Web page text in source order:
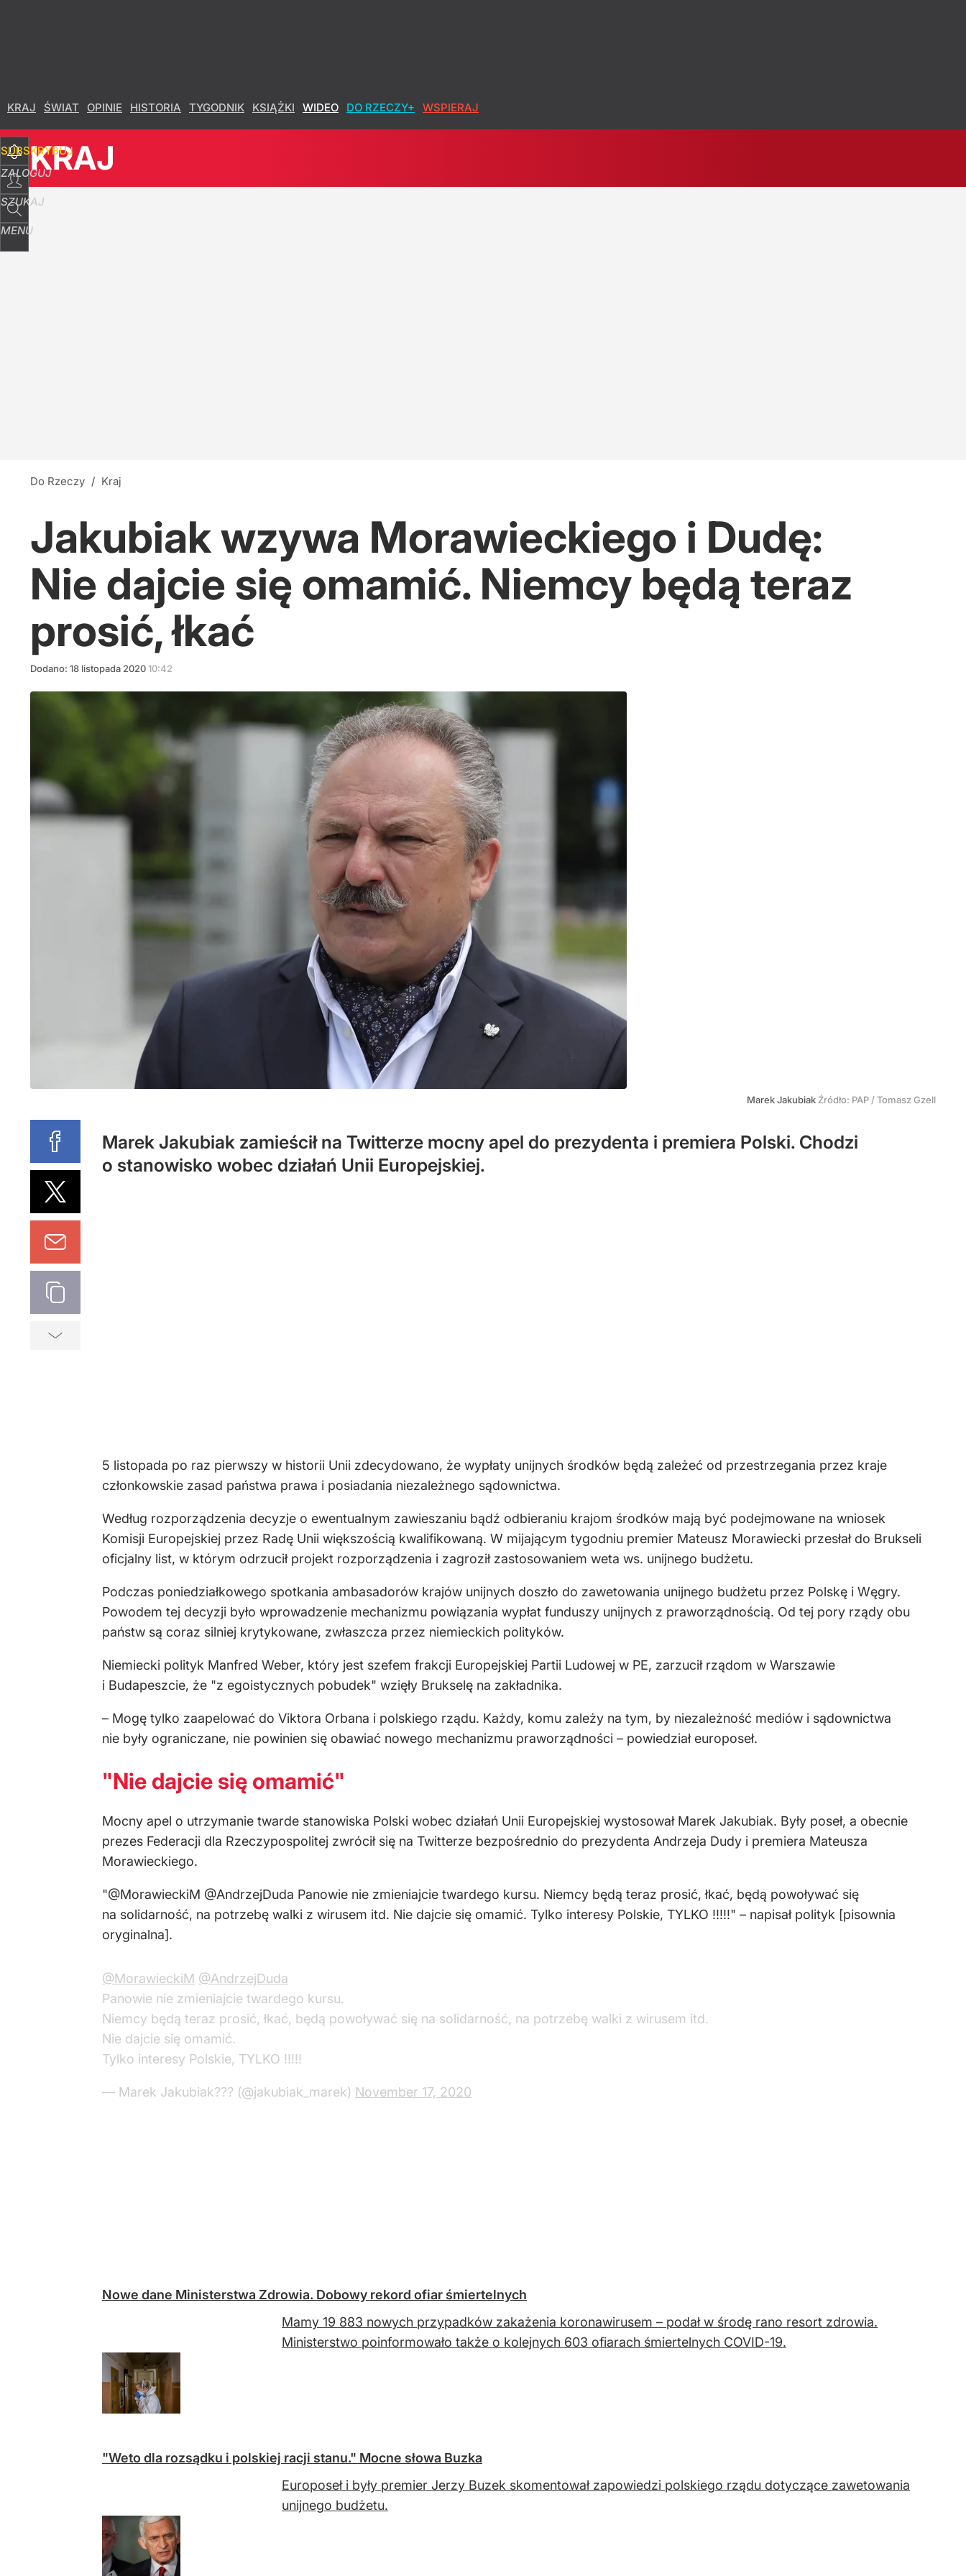
KRAJ ŚWIAT OPINIE HISTORIA TYGODNIK KSIĄŻKI WIDEO DO RZECZY+ WSPIERAJ
SUBSKRYBUJ
ZALOGUJ
SZUKAJ
MENU
KRAJ
Do Rzeczy / Kraj
Jakubiak wzywa Morawieckiego i Dudę:
Nie dajcie się omamić. Niemcy będą teraz
prosić, łkać
Dodano: 18 listopada 202010:42
Marek Jakubiak Źródło: PAP /Tomasz Gzell
Marek Jakubiak zamieścił na Twitterze mocny apel do prezydenta i premiera Polski. Chodzi
o stanowisko wobec działań Unii Europejskiej.
5 listopada po raz pierwszy w historii Unii zdecydowano, że wypłaty unijnych środków będą zależeć od przestrzegania przez kraje
członkowskie zasad państwa prawa i posiadania niezależnego sądownictwa.
Według rozporządzenia decyzje o ewentualnym zawieszaniu bądź odbieraniu krajom środków mają być podejmowane na wniosek
Komisji Europejskiej przez Radę Unii większością kwalifikowaną. W mijającym tygodniu premier Mateusz Morawiecki przesłał do Brukseli
oficjalny list, w którym odrzucił projekt rozporządzenia i zagroził zastosowaniem weta ws. unijnego budżetu.
Podczas poniedziałkowego spotkania ambasadorów krajów unijnych doszło do zawetowania unijnego budżetu przez Polskę i Węgry.
Powodem tej decyzji było wprowadzenie mechanizmu powiązania wypłat funduszy unijnych z praworządnością. Od tej pory rządy obu
państw są coraz silniej krytykowane, zwłaszcza przez niemieckich polityków.
Niemiecki polityk Manfred Weber, który jest szefem frakcji Europejskiej Partii Ludowej w PE, zarzucił rządom w Warszawie
i Budapeszcie, że "z egoistycznych pobudek" wzięły Brukselę na zakładnika.
– Mogę tylko zaapelować do Viktora Orbana i polskiego rządu. Każdy, komu zależy na tym, by niezależność mediów i sądownictwa
nie były ograniczane, nie powinien się obawiać nowego mechanizmu praworządności – powiedział europoseł.
"Nie dajcie się omamić"
Mocny apel o utrzymanie twarde stanowiska Polski wobec działań Unii Europejskiej wystosował Marek Jakubiak. Były poseł, a obecnie
prezes Federacji dla Rzeczypospolitej zwrócił się na Twitterze bezpośrednio do prezydenta Andrzeja Dudy i premiera Mateusza
Morawieckiego.
"@MorawieckiM @AndrzejDuda Panowie nie zmieniajcie twardego kursu. Niemcy będą teraz prosić, łkać, będą powoływać się
na solidarność, na potrzebę walki z wirusem itd. Nie dajcie się omamić. Tylko interesy Polskie, TYLKO !!!!!" – napisał polityk [pisownia
oryginalna].
@MorawieckiM @AndrzejDuda
Panowie nie zmieniajcie twardego kursu.
Niemcy będą teraz prosić, łkać, będą powoływać się na solidarność, na potrzebę walki z wirusem itd.
Nie dajcie się omamić.
Tylko interesy Polskie, TYLKO !!!!!
— Marek Jakubiak??? (@jakubiak_marek) November 17, 2020
Nowe dane Ministerstwa Zdrowia. Dobowy rekord ofiar śmiertelnych
Mamy 19 883 nowych przypadków zakażenia koronawirusem – podał w środę rano resort zdrowia.
Ministerstwo poinformowało także o kolejnych 603 ofiarach śmiertelnych COVID-19.
"Weto dla rozsądku i polskiej racji stanu." Mocne słowa Buzka
Europoseł i były premier Jerzy Buzek skomentował zapowiedzi polskiego rządu dotyczące zawetowania
unijnego budżetu.